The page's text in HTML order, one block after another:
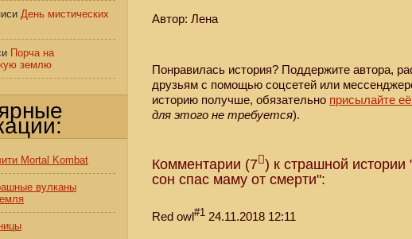
Автор: Лена
Понравилась история? Поддержите автора,
друзьям с помощью соцсетей или
историю получше, обязательно присылайте
для этого не требуется).
Комментарии (7 ) к страшной
сон спас маму от смерти":
Red owl#1 24.11.2018 12:11
День мистических
Порча на
землю
Mortal Kombat
вулканы